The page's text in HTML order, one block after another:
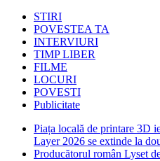
STIRI
POVESTEA TA
INTERVIURI
TIMP LIBER
FILME
LOCURI
POVESTI
Publicitate
Piața locală de printare 3D
Layer 2026 se extinde la
Producătorul român Lyset